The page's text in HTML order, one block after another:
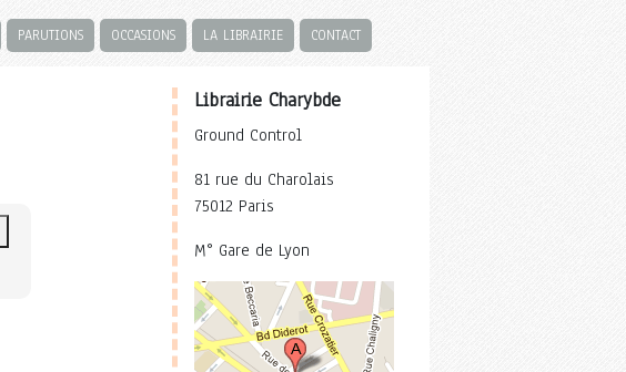
PARUTIONS OCCASIONS LA LIBRAIRIE CONTACT
Librairie Charybde
Ground Control
81 rue du Charolais
75012 Paris
M° Gare de Lyon